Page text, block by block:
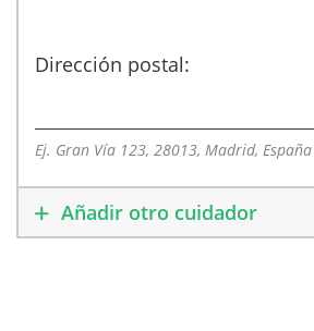
Dirección postal:
Ej. Gran Vía 123, 28013, Madrid, España
Añadir otro cuidador